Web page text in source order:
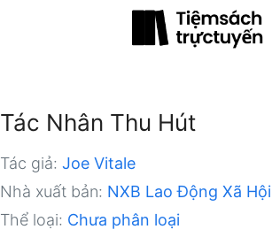
Tác Nhân Thu Hút
Tác giả: Joe Vitale
Nhà xuất bản: NXB Lao Động Xã Hội
Thể loại: Chưa phân loại